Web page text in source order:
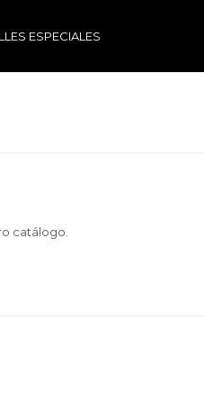
ESPECIALES
catálogo.